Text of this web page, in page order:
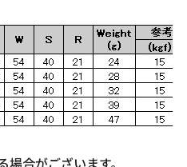
合がございます。